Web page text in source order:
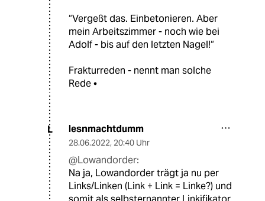
“Vergeßt das. Einbetonieren. Aber
mein Arbeitszimmer - noch wie bei
Adolf - bis auf den letzten Nagel!“
Frakturreden - nennt man solche
Rede •
L lesnmachtdumm
28.06.2022, 20:40 Uhr
@Lowandorder:
Na ja, Lowandorder trägt ja nu per
Links/Linken (Link + Link = Linke?) und